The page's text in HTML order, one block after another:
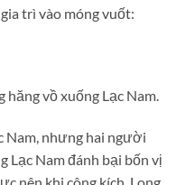
trì vào móng vuốt:
hăng vồ xuống Lạc Nam.
Nam, nhưng hai người
Lạc Nam đánh bại bốn vị